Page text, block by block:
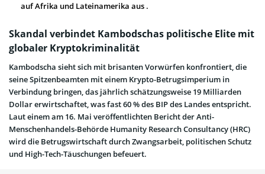
auf Afrika und Lateinamerika aus .
Skandal verbindet Kambodschas politische Elite mit
globaler Kryptokriminalität
Kambodscha sieht sich mit brisanten Vorwürfen konfrontiert, die
seine Spitzenbeamten mit einem Krypto-Betrugsimperium in
Verbindung bringen, das jährlich schätzungsweise 19 Milliarden
Dollar erwirtschaftet, was fast 60 % des BIP des Landes entspricht.
Laut einem am 16. Mai veröffentlichten Bericht der Anti-
Menschenhandels-Behörde Humanity Research Consultancy (HRC)
wird die Betrugswirtschaft durch Zwangsarbeit, politischen Schutz
und High-Tech-Täuschungen befeuert.